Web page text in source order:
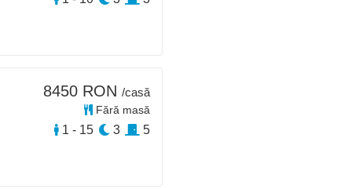
8450 RON /casă
Fără masă
1 - 15 3 5